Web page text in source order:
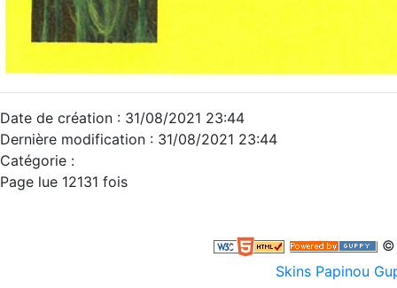
Date de création : 31/08/2021 23:44
Dernière modification : 31/08/2021 23:44
Catégorie :
Page lue 12131 fois
©
Skins Papinou